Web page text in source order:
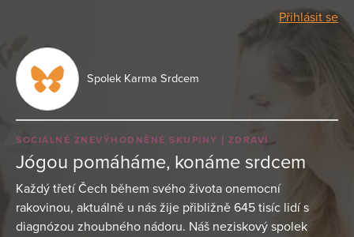
Přihlásit se
Spolek Karma Srdcem
SOCIÁLNĚ ZNEVÝHODNĚNÉ SKUPINY ZDRAVÍ
Jógou pomáháme, konáme srdcem
Každý třetí Čech během svého života onemocní
rakovinou, aktuálně u nás žije přibližně 645 tisíc lidí s
diagnózou zhoubného nádoru. Náš neziskový spolek